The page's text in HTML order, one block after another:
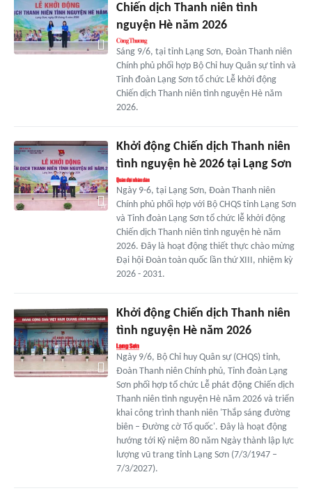
Chiến dịch Thanh niên tình
nguyện Hè năm 2026
Sáng 9/6, tại tỉnh Lạng Sơn, Đoàn Thanh niên
Chính phủ phối hợp Bộ Chỉ huy Quân sự tỉnh và
Tỉnh đoàn Lạng Sơn tổ chức Lễ khởi động
Chiến dịch Thanh niên tình nguyện Hè năm
2026.
Khởi động Chiến dịch Thanh niên
tình nguyện hè 2026 tại Lạng Sơn
Ngày 9-6, tại Lạng Sơn, Đoàn Thanh niên
Chính phủ phối hợp với Bộ CHQS tỉnh Lạng Sơn
và Tỉnh đoàn Lạng Sơn tổ chức lễ khởi động
Chiến dịch Thanh niên tình nguyện hè năm
2026. Đây là hoạt động thiết thực chào mừng
Đại hội Đoàn toàn quốc lần thứ XIII, nhiệm kỳ
2026 - 2031.
Khởi động Chiến dịch Thanh niên
tình nguyện Hè năm 2026
Ngày 9/6, Bộ Chỉ huy Quân sự (CHQS) tỉnh,
Đoàn Thanh niên Chính phủ, Tỉnh đoàn Lạng
Sơn phối hợp tổ chức Lễ phát động Chiến dịch
Thanh niên tình nguyện Hè năm 2026 và triển
khai công trình thanh niên 'Thắp sáng đường
biên – Đường cờ Tổ quốc'. Đây là hoạt động
hướng tới Kỷ niệm 80 năm Ngày thành lập lực
lượng vũ trang tỉnh Lạng Sơn (7/3/1947 –
7/3/2027).